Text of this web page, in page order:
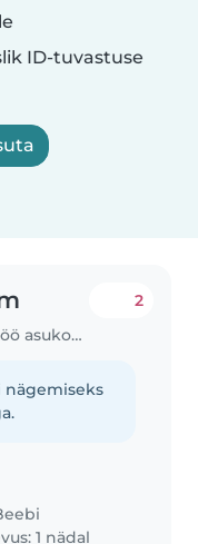
ID-tuvastuse
Lapsehoidmise töö asukohas Tartu
2
nägemiseks
1 nädal